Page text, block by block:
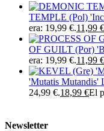
TEMPLE (Pol)
era: 19,99 €.11,99 €
OF GUILT (Por)
era: 19,99 €.11,99 €
'Mutatis Mutandis'
24,99 €.18,99 €El
Newsletter